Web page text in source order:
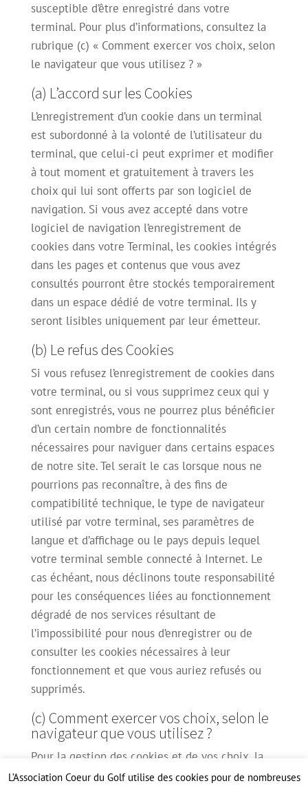
susceptible d’être enregistré dans votre
terminal. Pour plus d’informations, consultez la
rubrique (c) « Comment exercer vos choix, selon
le navigateur que vous utilisez ? »
(a) L’accord sur les Cookies
L’enregistrement d’un cookie dans un terminal
est subordonné à la volonté de l’utilisateur du
terminal, que celui-ci peut exprimer et modifier
à tout moment et gratuitement à travers les
choix qui lui sont offerts par son logiciel de
navigation. Si vous avez accepté dans votre
logiciel de navigation l’enregistrement de
cookies dans votre Terminal, les cookies intégrés
dans les pages et contenus que vous avez
consultés pourront être stockés temporairement
dans un espace dédié de votre terminal. Ils y
seront lisibles uniquement par leur émetteur.
(b) Le refus des Cookies
Si vous refusez l’enregistrement de cookies dans
votre terminal, ou si vous supprimez ceux qui y
sont enregistrés, vous ne pourrez plus bénéficier
d’un certain nombre de fonctionnalités
nécessaires pour naviguer dans certains espaces
de notre site. Tel serait le cas lorsque nous ne
pourrions pas reconnaître, à des fins de
compatibilité technique, le type de navigateur
utilisé par votre terminal, ses paramètres de
langue et d’affichage ou le pays depuis lequel
votre terminal semble connecté à Internet. Le
cas échéant, nous déclinons toute responsabilité
pour les conséquences liées au fonctionnement
dégradé de nos services résultant de
l’impossibilité pour nous d’enregistrer ou de
consulter les cookies nécessaires à leur
fonctionnement et que vous auriez refusés ou
supprimés.
(c) Comment exercer vos choix, selon le
navigateur que vous utilisez ?
Pour la gestion des cookies et de vos choix, la
configuration de chaque navigateur est
L’Association Coeur du Golf utilise des cookies pour de nombreuses